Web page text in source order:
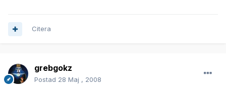
Citera
grebgokz
Postad 28 Maj , 2008